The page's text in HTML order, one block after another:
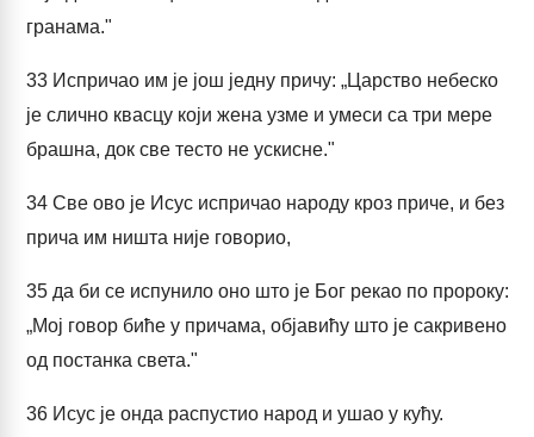
гранама."
33 Испричао им је још једну причу: „Царство небеско
је слично квасцу који жена узме и умеси са три мере
брашна, док све тесто не ускисне."
34 Све ово је Исус испричао народу кроз приче, и без
прича им ништа није говорио,
35 да би се испунило оно што је Бог рекао по пророку:
„Мој говор биће у причама, објавићу што је сакривено
од постанка света."
36 Исус је онда распустио народ и ушао у кућу.